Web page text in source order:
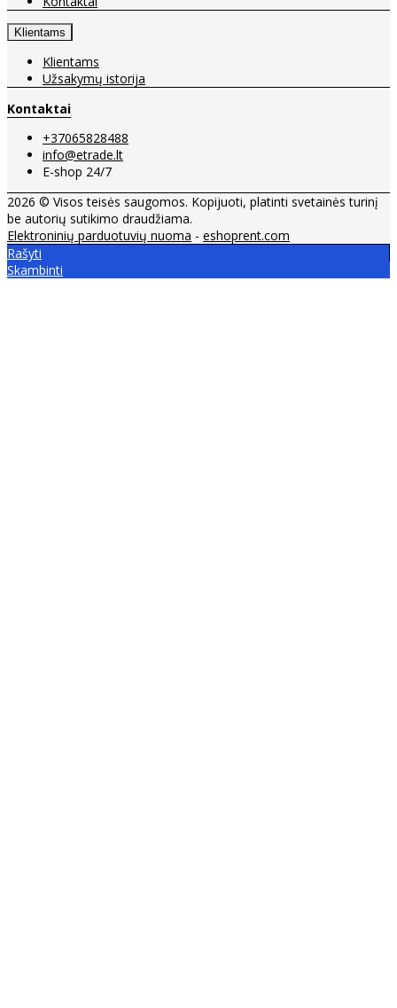
Klientams
Klientams
Užsakymų istorija
Kontaktai
+37065828488
info@etrade.lt
E-shop 24/7
2026 © Visos teisės saugomos. Kopijuoti, platinti svetainės turinį
be autorių sutikimo draudžiama.
Elektroninių parduotuvių nuoma - eshoprent.com
Rašyti
Skambinti